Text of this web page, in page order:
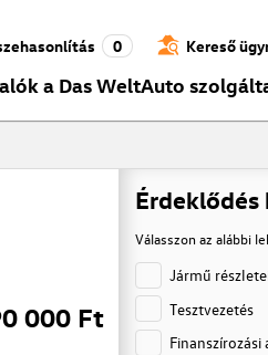
0 Kereső
a Das WeltAuto
000 Ft
Érdeklődés
Válasszon az alábbi
Jármű
Tesztvezetés